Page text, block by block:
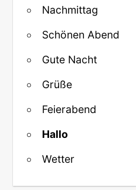
Nachmittag
Schönen Abend
Gute Nacht
Grüße
Feierabend
Hallo
Wetter